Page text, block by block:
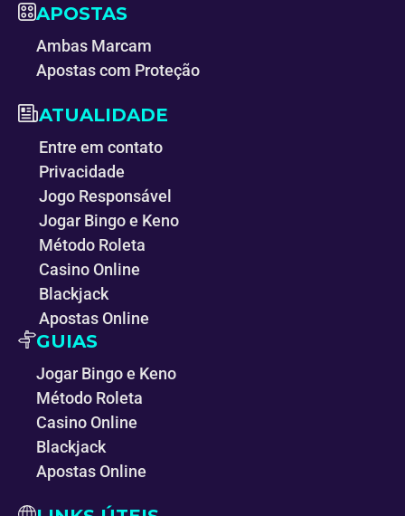
APOSTAS
Ambas Marcam
Apostas com Proteção
ATUALIDADE
Entre em contato
Privacidade
Jogo Responsável
Jogar Bingo e Keno
Método Roleta
Casino Online
Blackjack
Apostas Online
GUIAS
Jogar Bingo e Keno
Método Roleta
Casino Online
Blackjack
Apostas Online